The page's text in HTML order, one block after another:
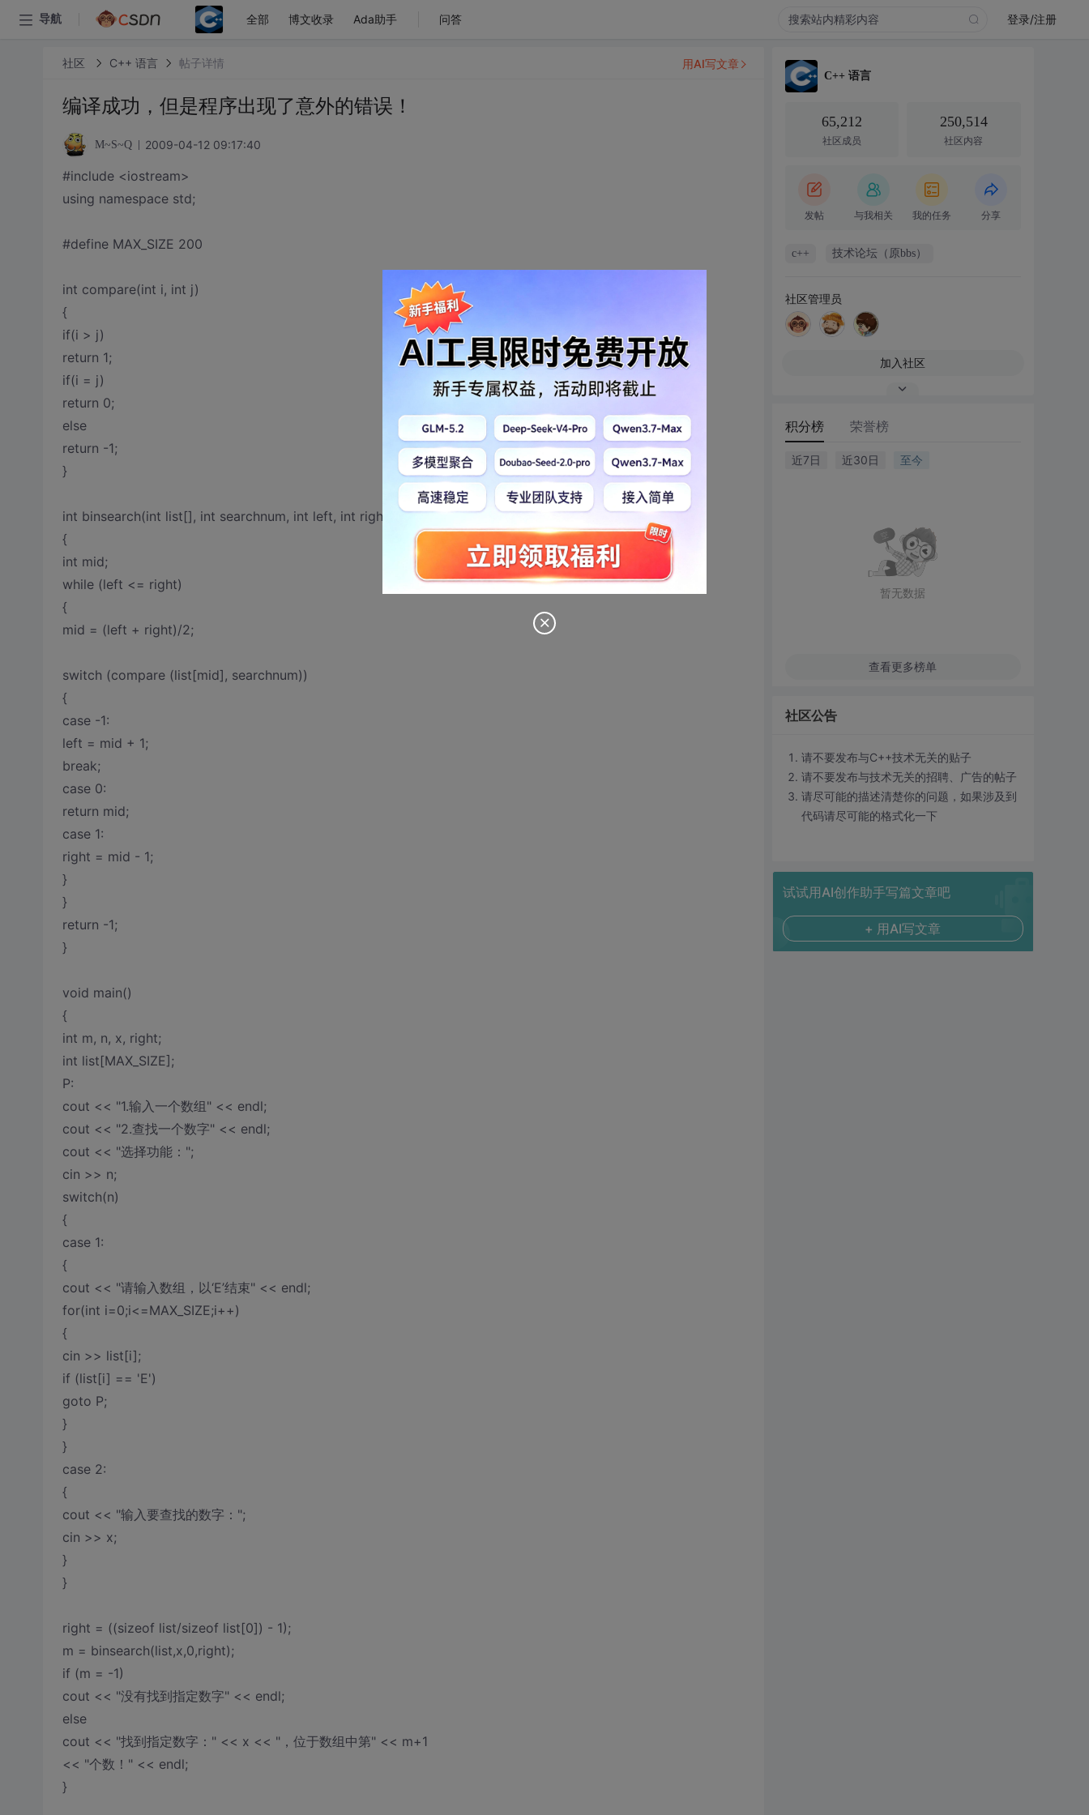
导航 全部 博文收录 Ada助手 问答 登录/注册
社区 C++ 语言 帖子详情
编译成功，但是程序出现了意外的错误！
M~S~Q 2009-04-12 09:17:40
#include <iostream>
using namespace std;
#define MAX_SIZE 200
int compare(int i, int j)
{
if(i > j)
return 1;
if(i = j)
return 0;
else
return -1;
}
int binsearch(int list[], int searchnum, int left, int right)
{
int mid;
while (left <= right)
{
mid = (left + right)/2;
switch (compare (list[mid], searchnum))
{
case -1:
left = mid + 1;
break;
case 0:
return mid;
case 1:
right = mid - 1;
}
}
return -1;
}
void main()
{
int m, n, x, right;
int list[MAX_SIZE];
P:
cout << "1.输入一个数组" << endl;
cout << "2.查找一个数字" << endl;
cout << "选择功能：";
cin >> n;
switch(n)
{
case 1:
{
cout << "请输入数组，以‘E’结束" << endl;
for(int i=0;i<=MAX_SIZE;i++)
{
cin >> list[i];
if (list[i] == 'E')
goto P;
}
}
case 2:
{
cout << "输入要查找的数字：";
cin >> x;
}
}
right = ((sizeof list/sizeof list[0]) - 1);
m = binsearch(list,x,0,right);
if (m = -1)
cout << "没有找到指定数字" << endl;
else
cout << "找到指定数字：" << x << "，位于数组中第" << m+1
<< "个数！" << endl;
}
用AI写文章
C++ 语言
65,212
社区成员
250,514
社区内容
发帖 与我相关 我的任务 分享
c++ 技术论坛（原bbs）
社区管理员
加入社区
积分榜 荣誉榜
近7日 近30日 至今
暂无数据
查看更多榜单
社区公告
请不要发布与C++技术无关的贴子
请不要发布与技术无关的招聘、广告的帖子
请尽可能的描述清楚你的问题，如果涉及到
代码请尽可能的格式化一下
试试用AI创作助手写篇文章吧
+ 用AI写文章